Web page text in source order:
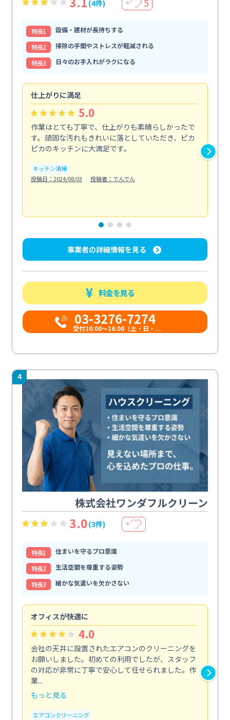
(4件) ＋ 5
特⻑1
設備・建材が長持ちする
特⻑2
掃除の手間やストレスが軽減される
特⻑3
日々のお手入れがラクになる
仕上がりに満足
5.0
作業はとても丁寧で、仕上がりも素晴らしかったで
す。頑固な汚れもきれいに落としていただき、ピカ
ピカのキッチンに大満足です。
キッチン清掃
投稿日：2024/08/03
投稿者：でんでん
事業者の詳細情報を見る
料金を見る
03-3276-7274
受付10:00〜16:00（土・日・...
4
株式会社ワンダフルクリーン
3.0(3件) ＋
特⻑1
住まいを守るプロ意識
特⻑2
生活空間を尊重する姿勢
特⻑3
細かな気遣いを欠かさない
オフィスが快適に
4.0
会社の天井に設置されたエアコンのクリーニングを
お願いしました。初めての利用でしたが、スタッフ
の対応が非常に丁寧で安心して任せられました。作
業...
もっと見る
エアコンクリーニング